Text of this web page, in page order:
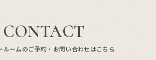
CONTACT
ルームのご予約・お問い合わせはこちら